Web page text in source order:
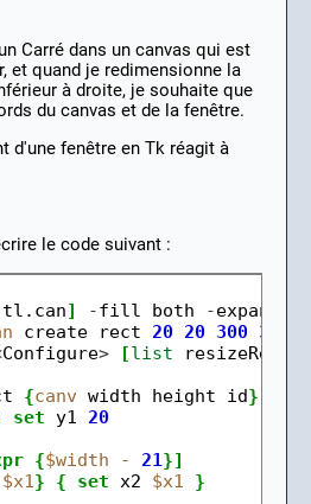
Carré dans un canvas qui est
et quand je redimensionne la
à droite, je souhaite que
du canvas et de la fenêtre.
d'une fenêtre en Tk réagit à
le code suivant :
] -fill both -expand
create rect 20 20 300 300
Configure> [list resizeRect
{canv width height id}
set y1 20
{$width - 21}]
$x1} { set x2 $x1
}